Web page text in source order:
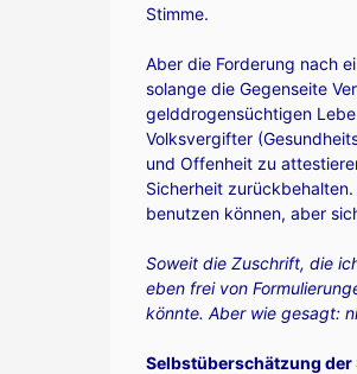
Stimme.
Aber die Forderung nach
solange die Gegenseite
gelddrogensüchtigen
Volksvergifter
und Offenheit zu
Sicherheit
benutzen können, aber
Soweit die Zuschrift, die
eben frei von
könnte. Aber wie gesagt:
Selbstüberschätzung der